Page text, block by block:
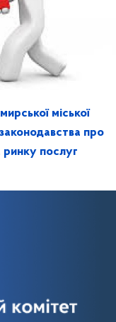
міської
про
ринку послуг